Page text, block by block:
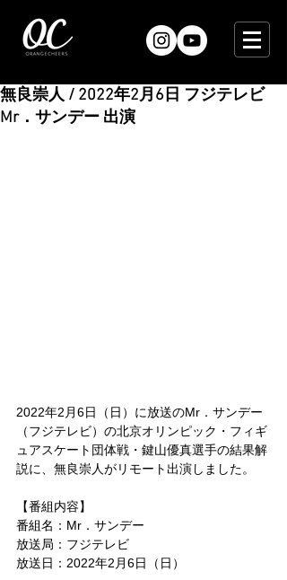
無良崇人 / 2022年2月6日 フジテレビ
Mr．サンデー 出演
2022年2月6日（日）に放送のMr．サンデー
（フジテレビ）の北京オリンピック・フィギ
ュアスケート団体戦・鍵山優真選手の結果解
説に、 無良崇人がリモート出演しました。
【番組内容】
番組名：Mr．サンデー
放送局：フジテレビ
放送日：2022年2月6日（日）